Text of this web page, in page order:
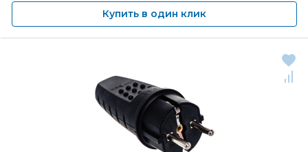
Купить в один клик